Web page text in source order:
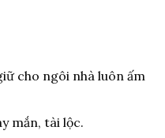
cho ngôi nhà luôn ấm
mắn, tài lộc.